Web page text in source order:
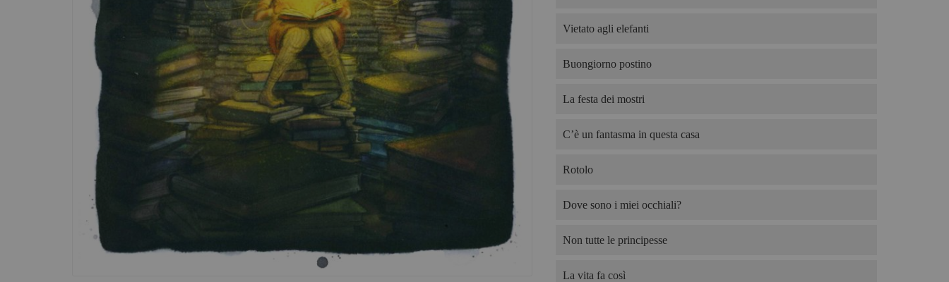
Vietato agli elefanti
Buongiorno postino
La festa dei mostri
C’è un fantasma in questa casa
Rotolo
Dove sono i miei occhiali?
Non tutte le principesse
La vita fa così